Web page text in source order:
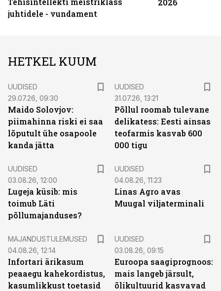
juhtidele - vundament
2026
HETKEL KUUM
UUDISED
29.07.26, 09:30
Maido Solovjov:
piimahinna riski ei saa
lõputult ühe osapoole
kanda jätta
UUDISED
31.07.26, 13:21
Põllul roomab tulevane
delikatess: Eesti ainsas
teofarmis kasvab 600
000 tigu
UUDISED
03.08.26, 12:00
Lugeja küsib: mis
toimub Läti
põllumajanduses?
UUDISED
04.08.26, 11:23
Linas Agro avas
Muugal viljaterminali
MAJANDUSTULEMUSED
04.08.26, 12:14
Infortari ärikasum
peaaegu kahekordistus,
kasumlikkust toetasid
UUDISED
03.08.26, 09:15
Euroopa saagiprognoos:
mais langeb järsult,
õlikultuurid kasvavad